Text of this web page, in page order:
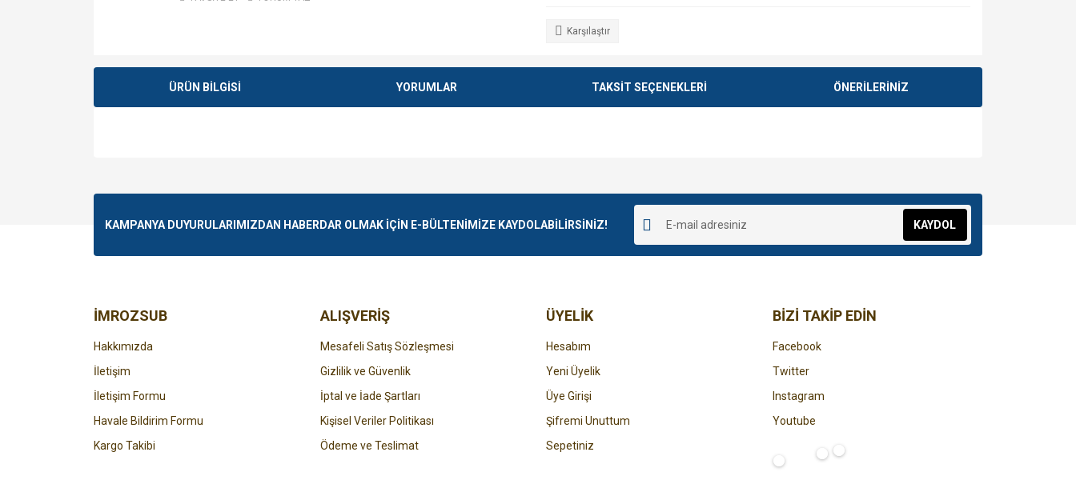
Karşılaştır
ÜRÜN BİLGİSİ YORUMLAR TAKSİT SEÇENEKLERİ ÖNERİLERİNİZ
Ürün resmi kalitesiz, bozuk veya görüntülenemiyor.
Bu ürüne benzer farklı alternatifler olmalı.
Gönder
KAMPANYA DUYURULARIMIZDAN HABERDAR OLMAK İÇİN E-BÜLTENİMİZE KAYDOLABİLİRSİNİZ! KAYDOL
İMROZSUB
Hakkımızda
İletişim
İletişim Formu
Havale Bildirim Formu
Kargo Takibi
ALIŞVERİŞ
Mesafeli Satış Sözleşmesi
Gizlilik ve Güvenlik
İptal ve İade Şartları
Kişisel Veriler Politikası
Ödeme ve Teslimat
ÜYELİK
Hesabım
Yeni Üyelik
Üye Girişi
Şifremi Unuttum
Sepetiniz
BİZİ TAKİP EDİN
Facebook
Twitter
Instagram
Youtube